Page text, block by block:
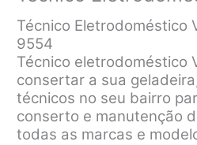
Técnico Eletrodoméstico
9554
Técnico eletrodoméstico
consertar a sua
técnicos no seu bairro
conserto e manutenção
todas as marcas e